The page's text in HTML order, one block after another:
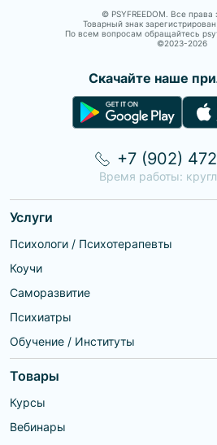
© PSYFREEDOM. Все
Товарный знак
По всем вопросам обращайтесь
©2023-2026
Скачайте наше
Услуги
Психологи / Психотерапевты
Коучи
Саморазвитие
Психиатры
Обучение / Институты
Товары
Курсы
Вебинары
+7 (902)
Время работы: